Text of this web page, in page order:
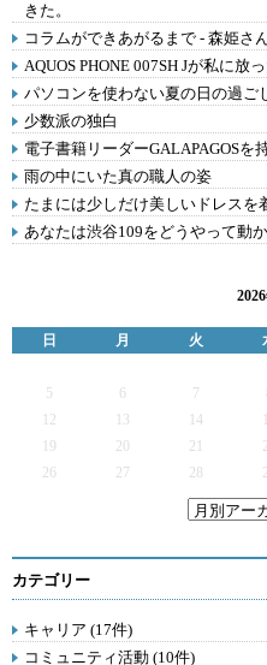
きた。
コラムができあがるまで - 森姫さ
AQUOS PHONE 007SH Jが私に放
パソコンを使わない夏の日の過ご
少数派の独白
電子書籍リーダーGALAPAGOSを
雨の中にいた真の職人の姿
たまには少しだけ美しいドレス
あなたは渋谷109をどうやって動
日 月 火
5
6 7
12
13 14
19
20 21
26
27 28
カテゴリー
キャリア (17件)
コミュニティ活動 (10件)